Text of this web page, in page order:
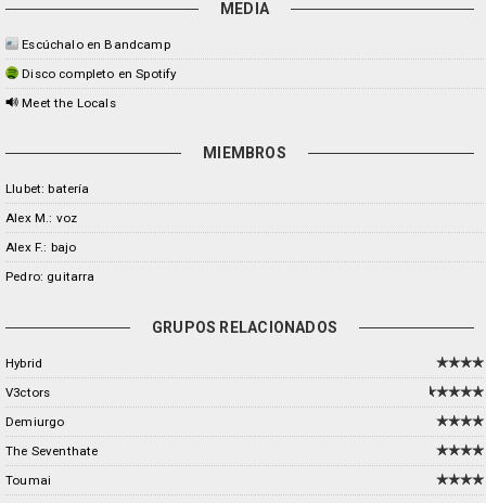
MEDIA
Escúchalo en Bandcamp
Disco completo en Spotify
Meet the Locals
MIEMBROS
Llubet: batería
Alex M.: voz
Alex F.: bajo
Pedro: guitarra
GRUPOS RELACIONADOS
Hybrid
V3ctors
Demiurgo
The Seventhate
Toumai